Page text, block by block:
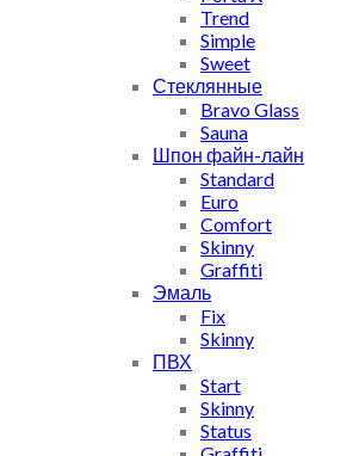
Trend
Simple
Sweet
Стеклянные
Bravo Glass
Sauna
Шпон файн-лайн
Standard
Euro
Comfort
Skinny
Graffiti
Эмаль
Fix
Skinny
ПВХ
Start
Skinny
Status